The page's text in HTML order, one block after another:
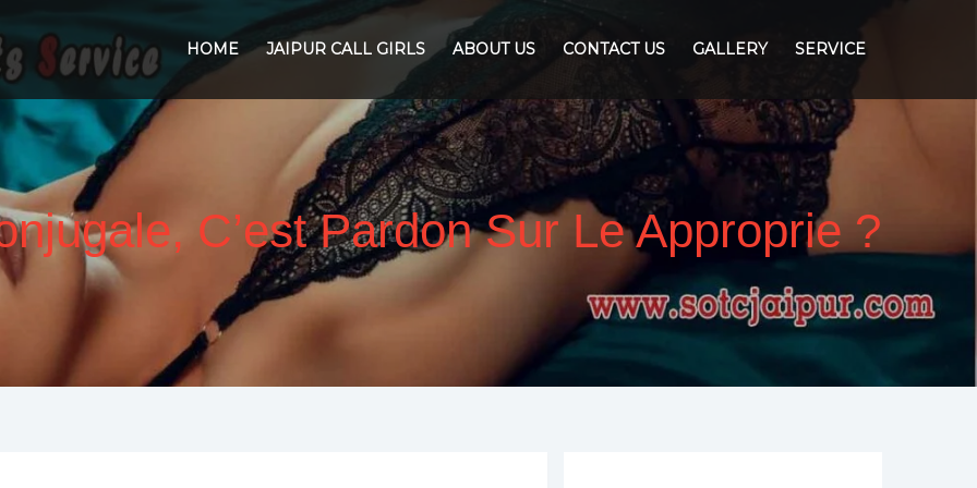
HOME JAIPUR CALL GIRLS ABOUT US CONTACT US GALLERY SERVICE
C’est Pardon Sur Le Approprie ?